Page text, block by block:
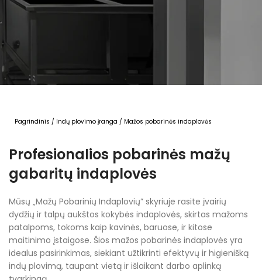
Pagrindinis / Indų plovimo įranga / Mažos pobarinės indaplovės
Profesionalios pobarinės mažų
gabaritų indaplovės
Mūsų „Mažų Pobarinių Indaplovių” skyriuje rasite įvairių
dydžių ir talpų aukštos kokybės indaplovės, skirtas mažoms
patalpoms, tokoms kaip kavinės, baruose, ir kitose
maitinimo įstaigose. Šios mažos pobarinės indaplovės yra
idealus pasirinkimas, siekiant užtikrinti efektyvų ir higienišką
indų plovimą, taupant vietą ir išlaikant darbo aplinką